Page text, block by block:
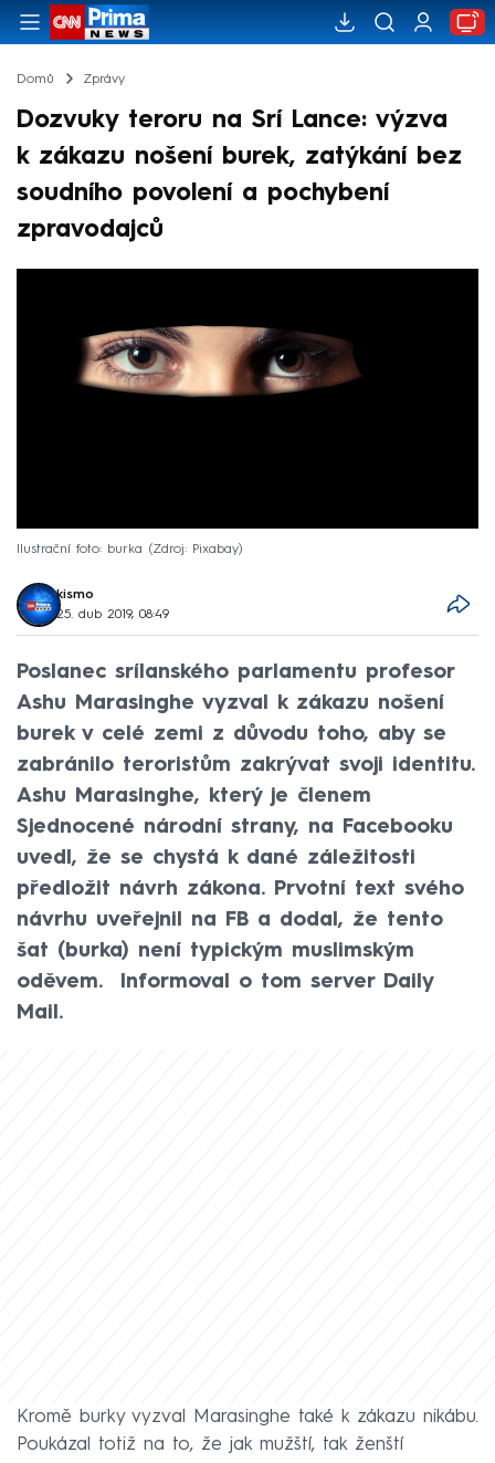
Domů Zprávy
Dozvuky teroru na Srí Lance: výzva
k zákazu nošení burek, zatýkání bez
soudního povolení a pochybení
zpravodajců
Ilustrační foto: burka Zdroj: Pixabay
kismo
25. dub 2019, 08:49
Poslanec srílanského parlamentu profesor
Ashu Marasinghe vyzval k zákazu nošení
burek v celé zemi z důvodu toho, aby se
zabránilo teroristům zakrývat svoji identitu.
Ashu Marasinghe, který je členem
Sjednocené národní strany, na Facebooku
uvedl, že se chystá k dané záležitosti
předložit návrh zákona. Prvotní text svého
návrhu uveřejnil na FB a dodal, že tento
šat (burka) není typickým muslimským
oděvem. Informoval o tom server Daily
Mail.
Kromě burky vyzval Marasinghe také k zákazu nikábu.
Poukázal totiž na to, že jak mužští, tak ženští